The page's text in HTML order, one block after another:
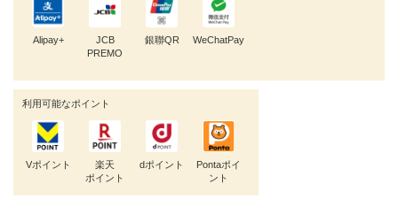
Alipay+
JCB
PREMO
銀聯QR WeChatPay
利用可能なポイント
Vポイント
楽天
ポイント
dポイント
Pontaポイ
ント